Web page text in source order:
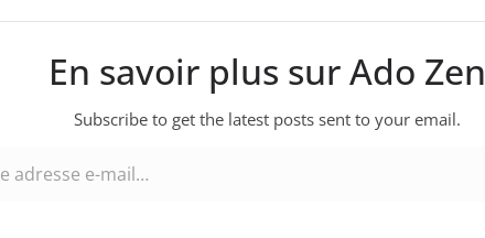
En savoir plus sur Ado Zen
Subscribe to get the latest posts sent to your email.